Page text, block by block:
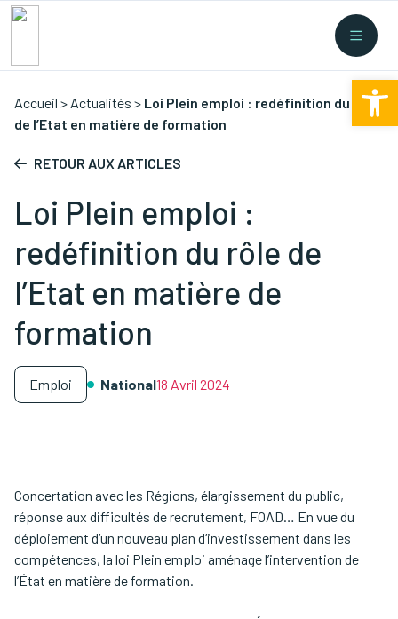
Collectes Nouvelles législations/
Accueil > Actualités > Loi Plein emploi : redéfinition du rôle
de l’Etat en matière de formation
RETOUR AUX ARTICLES
Loi Plein emploi :
redéfinition du rôle de
l’Etat en matière de
formation
Emploi National18 Avril 2024
Concertation avec les Régions, élargissement du public,
réponse aux difficultés de recrutement, FOAD… En vue du
déploiement d’un nouveau plan d’investissement dans les
compétences, la loi Plein emploi aménage l’intervention de
l’État en matière de formation.